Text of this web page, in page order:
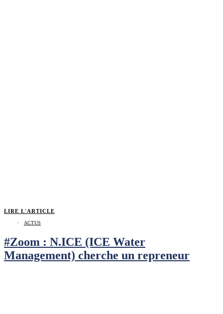
LIRE L'ARTICLE
ACTUS
#Zoom : N.ICE (ICE Water
Management) cherche un repreneur